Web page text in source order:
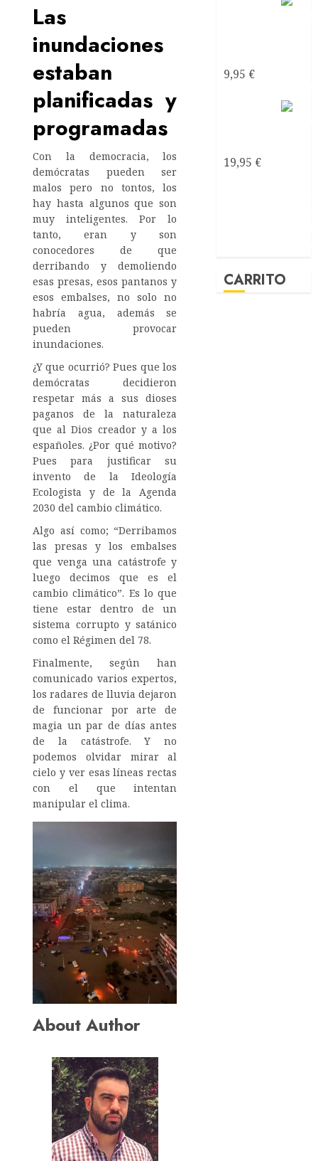
Las
inundaciones
estaban
planificadas y
programadas
Con la democracia, los
demócratas pueden ser
malos pero no tontos, los
hay hasta algunos que son
muy inteligentes. Por lo
tanto, eran y son
conocedores de que
derribando y demoliendo
esas presas, esos pantanos y
esos embalses, no solo no
habría agua, además se
pueden provocar
inundaciones.
¿Y que ocurrió? Pues que los
demócratas decidieron
respetar más a sus dioses
paganos de la naturaleza
que al Dios creador y a los
españoles. ¿Por qué motivo?
Pues para justificar su
invento de la Ideología
Ecologista y de la Agenda
2030 del cambio climático.
Algo así como; “Derribamos
las presas y los embalses
que venga una catástrofe y
luego decimos que es el
cambio climático”. Es lo que
tiene estar dentro de un
sistema corrupto y satánico
como el Régimen del 78.
Finalmente, según han
comunicado varios expertos,
los radares de lluvia dejaron
de funcionar por arte de
magia un par de días antes
de la catástrofe. Y no
podemos olvidar mirar al
cielo y ver esas líneas rectas
con el que intentan
manipular el clima.
About Author
9,95 €
19,95 €
CARRITO